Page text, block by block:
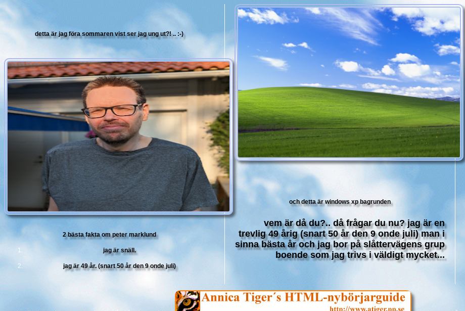
detta är jag föra sommaren vist ser jag ung ut?! .. :-)
2 bästa fakta om peter marklund
jag är snäll.
jag är 49 år. (snart 50 år den 9 onde juli)
och detta är windows xp bagrunden
vem är då du?.. då frågar du nu? jag är en
trevlig 49 årig (snart 50 år den 9 onde juli) man i
sinna bästa år och jag bor på slåttervägens grup
boende som jag trivs i väldigt mycket...